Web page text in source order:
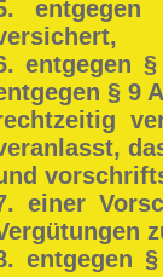
entgegen
§ 9
einer
entgegen